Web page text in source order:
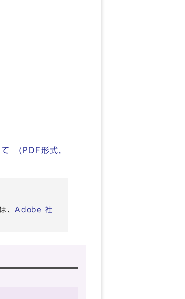
て (PDF形式,
、Adobe 社